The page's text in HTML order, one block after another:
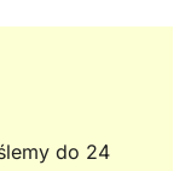
do 24